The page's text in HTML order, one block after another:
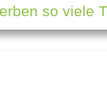
so viele